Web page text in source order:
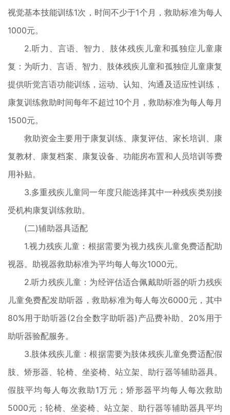
视觉基本技能训练1次，时间不少于1个月，救助标准为每人
1000元。
2.听力、言语、智力、肢体残疾儿童和孤独症儿童康
复：为听力、言语、智力、肢体残疾儿童和孤独症儿童康复
提供听觉言语功能训练，运动、认知、沟通及适应性训练，
康复训练救助时间每年不超过10个月，救助标准为每人每月
1500元。
救助资金主要用于康复训练、康复评估、家长培训、康
复教材、康复档案、康复设备、功能房布置和人员培训等费
用补贴。
3.多重残疾儿童同一年度只能选择其中一种残疾类别接
受机构康复训练救助。
(二)辅助器具适配
1.视力残疾儿童：根据需要为视力残疾儿童免费适配助
视器。助视器救助标准为平均每人每次1000元。
2.听力残疾儿童：为经评估适合佩戴助听器的听力残疾
儿童免费配发助听器，救助标准为每人每次6000元，其中
80%用于助听器(2台全数字助听器)产品费补助、20%用于
助听器验配服务。
3.肢体残疾儿童：根据需要为肢体残疾儿童免费适配假
肢、矫形器、轮椅、坐姿椅、站立架、助行器等辅助器具。
假肢平均每人每次救助1万元；矫形器平均每人每次救助
5000元；轮椅、坐姿椅、站立架、助行器等辅助器具平均